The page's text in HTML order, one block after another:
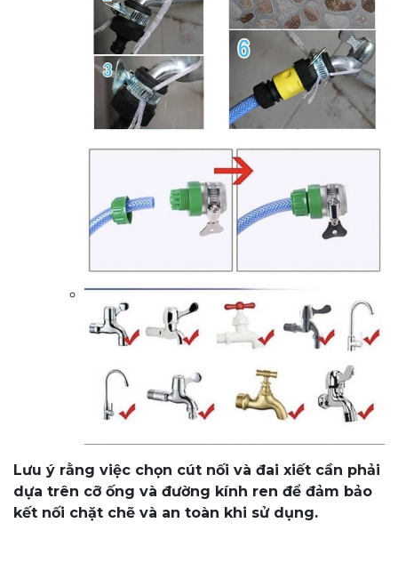
Lưu ý rằng việc chọn cút nối và đai xiết cần phải
dựa trên cỡ ống và đường kính ren để đảm bảo
kết nối chặt chẽ và an toàn khi sử dụng.